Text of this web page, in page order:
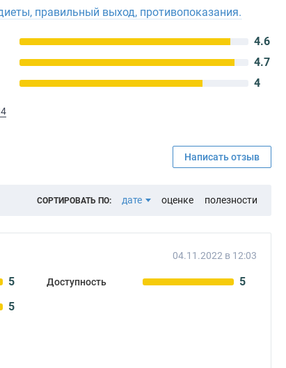
правильный выход, противопоказания.
4.6
4.7
4
Написать отзыв
СОРТИРОВАТЬ ПО: дате оценке полезности
04.11.2022 в 12:03
5 Доступность 5
5